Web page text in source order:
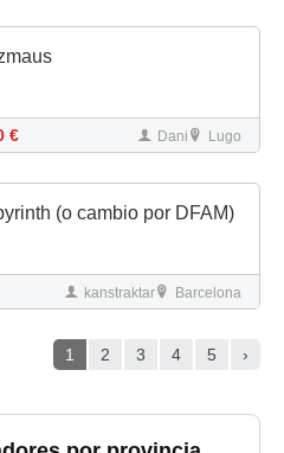
€ Dani Lugo
(o cambio por DFAM)
kanstraktar Barcelona
1 2 3 4 5 ›